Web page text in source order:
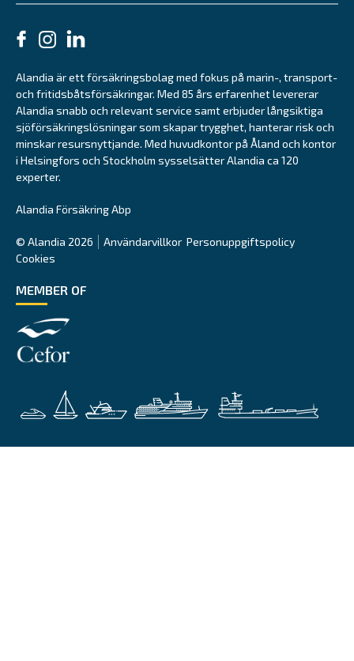
Alandia är ett försäkringsbolag med fokus på marin-, transport-
och fritidsbåtsförsäkringar. Med 85 års erfarenhet levererar
Alandia snabb och relevant service samt erbjuder långsiktiga
sjöförsäkringslösningar som skapar trygghet, hanterar risk och
minskar resursnyttjande. Med huvudkontor på Åland och kontor
i Helsingfors och Stockholm sysselsätter Alandia ca 120
experter.
Alandia Försäkring Abp
© Alandia 2026 Användarvillkor Personuppgiftspolicy
Cookies
MEMBER OF